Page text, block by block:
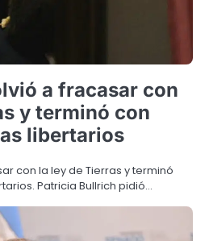
a fracasar con
y terminó con
libertarios
con la ley de Tierras y terminó
Patricia Bullrich pidió…